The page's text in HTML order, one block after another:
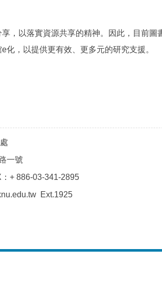
，以落實資源共享的精神。因此，目前圖
，以提供更有效、更多元的研究支援。
一號
+ 886-03-341-2895
Ext.1925